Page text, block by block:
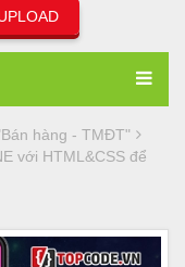
hàng - TMĐT"
với HTML&CSS để